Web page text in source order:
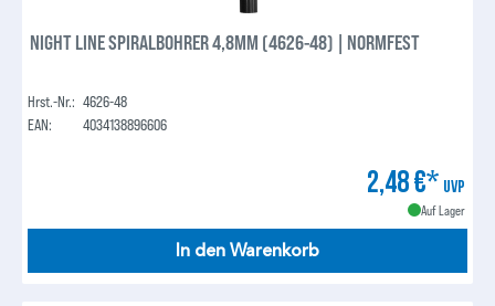
NIGHT LINE SPIRALBOHRER 4,8MM (4626-48) | NORMFEST
Hrst.-Nr.: 4626-48
EAN:
4034138896606
2,48 €* UVP
Auf Lager
In den Warenkorb